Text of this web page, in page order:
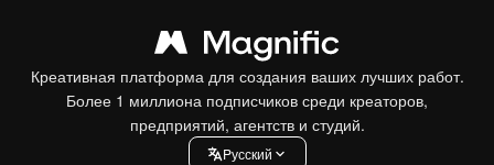
Креативная платформа для создания ваших лучших работ.
Более 1 миллиона подписчиков среди креаторов,
предприятий, агентств и студий.
Pусский